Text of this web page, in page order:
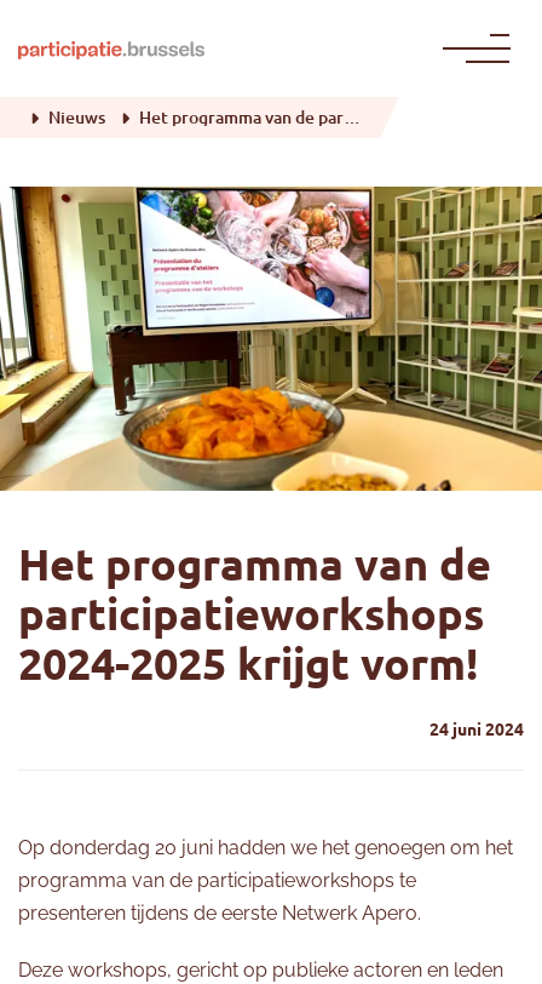
Nieuws Het programma van de participatieworkshops 2024-2025 krijgt vorm!
Het programma van de
participatieworkshops
2024-2025 krijgt vorm!
24 juni 2024
Op donderdag 20 juni hadden we het genoegen om het
programma van de participatieworkshops te
presenteren tijdens de eerste Netwerk Apero.
Deze workshops, gericht op publieke actoren en leden